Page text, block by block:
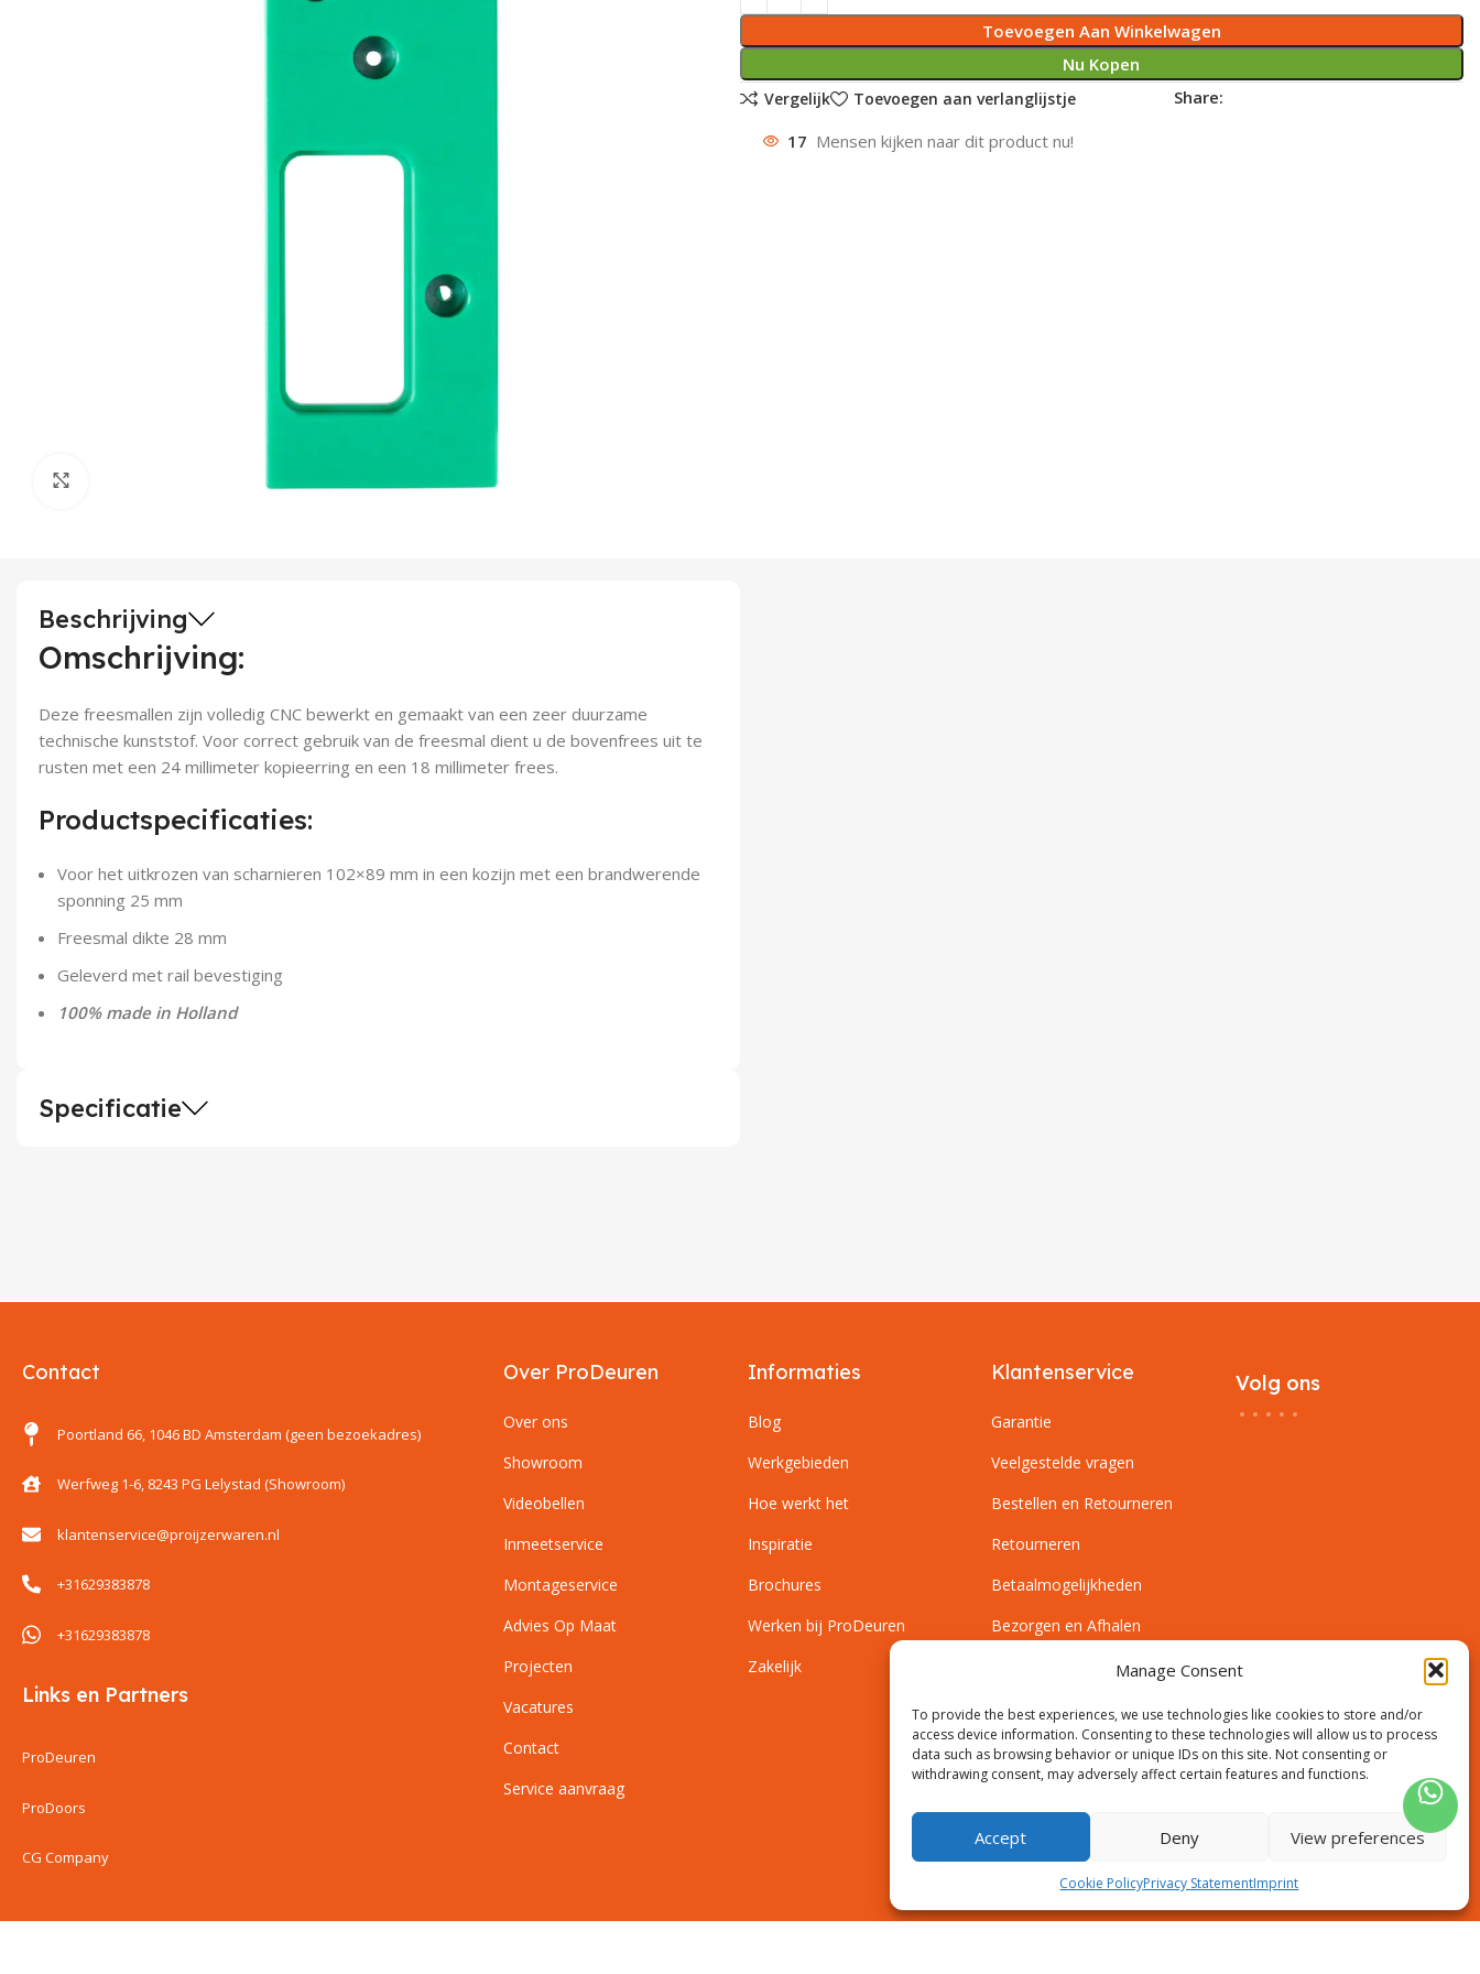
Manage Consent
To provide the best experiences, we use technologies like cookies to store and/or
access device information. Consenting to these technologies will allow us to process
data such as browsing behavior or unique IDs on this site. Not consenting or
withdrawing consent, may adversely affect certain features and functions.
Accept Deny View preferences
Cookie PolicyPrivacy StatementImprint
Toevoegen Aan Winkelwagen
Nu Kopen
Vergelijk Toevoegen aan verlanglijstje Share:
17 Mensen kijken naar dit product nu!
Beschrijving
Omschrijving:
Deze freesmallen zijn volledig CNC bewerkt en gemaakt van een zeer duurzame
technische kunststof. Voor correct gebruik van de freesmal dient u de bovenfrees uit te
rusten met een 24 millimeter kopieerring en een 18 millimeter frees.
Productspecificaties:
Voor het uitkrozen van scharnieren 102×89 mm in een kozijn met een brandwerende
sponning 25 mm
Freesmal dikte 28 mm
Geleverd met rail bevestiging
100% made in Holland
Specificatie
Contact
Poortland 66, 1046 BD Amsterdam (geen bezoekadres)
Werfweg 1-6, 8243 PG Lelystad (Showroom)
klantenservice@proijzerwaren.nl
+31629383878
+31629383878
Links en Partners
ProDeuren
ProDoors
CG Company
Over ProDeuren
Over ons
Showroom
Videobellen
Inmeetservice
Montageservice
Advies Op Maat
Projecten
Vacatures
Contact
Service aanvraag
Informaties
Blog
Werkgebieden
Hoe werkt het
Inspiratie
Brochures
Werken bij ProDeuren
Zakelijk
Klantenservice
Garantie
Veelgestelde vragen
Bestellen en Retourneren
Retourneren
Betaalmogelijkheden
Bezorgen en Afhalen
Leveringsvoorwaarden
Montagevoorwaarden
Inmeetservice Voorwaarden
Volg ons